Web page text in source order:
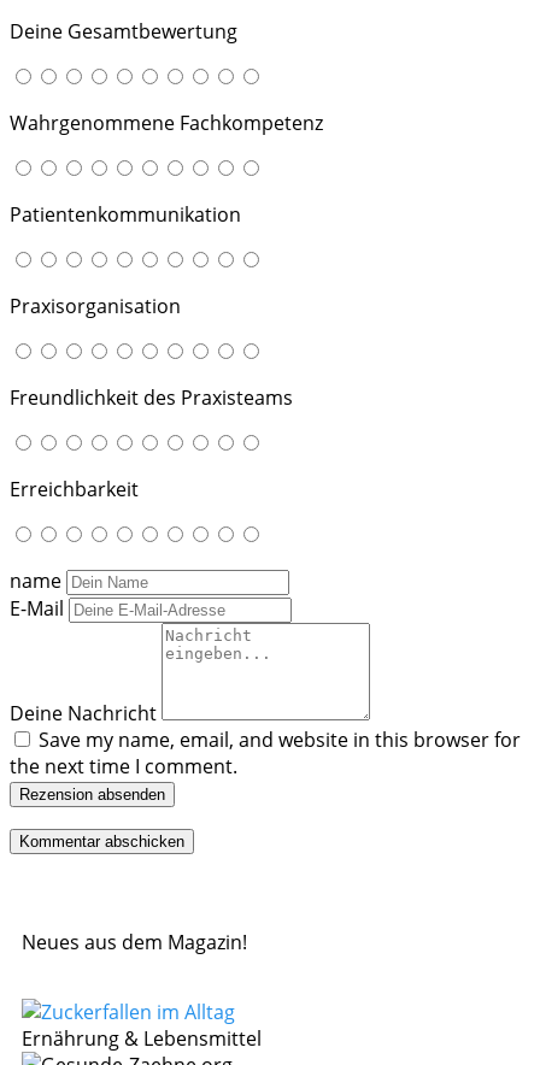
Deine Gesamtbewertung
Wahrgenommene Fachkompetenz
Patientenkommunikation
Praxisorganisation
Freundlichkeit des Praxisteams
Erreichbarkeit
name
E-Mail
Deine Nachricht
Save my name, email, and website in this browser for
the next time I comment.
Rezension absenden
Neues aus dem Magazin!
Ernährung & Lebensmittel